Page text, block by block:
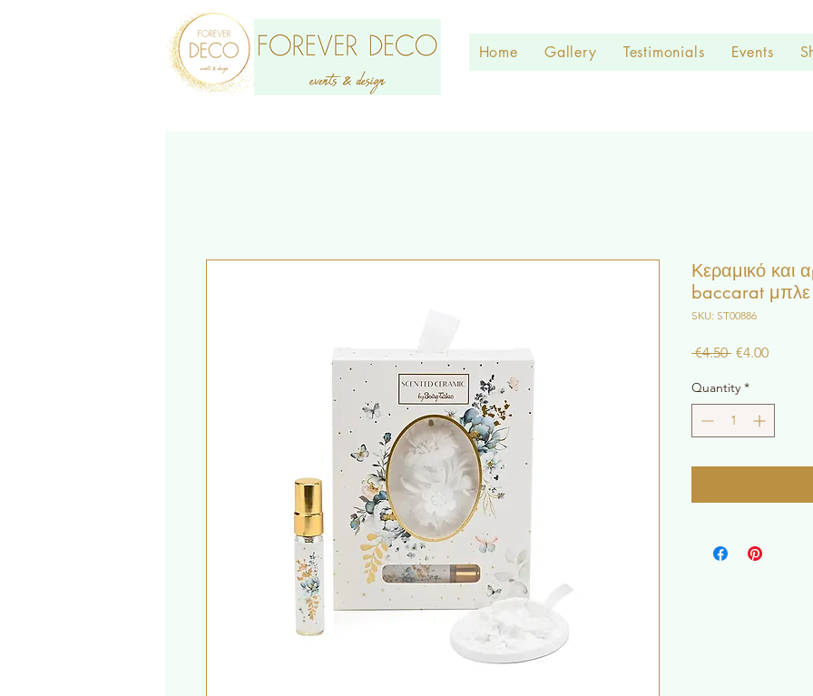
Home Gallery Testimonials Events
Κεραμικό και
baccarat μπλε
SKU: ST00886
€4.50 Regular
€4.00Sale
Quantity *